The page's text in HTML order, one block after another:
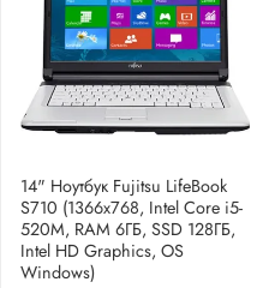
14" Ноутбук Fujitsu LifeBook
S710 (1366x768, Intel Core i5-
520M, RAM 6ГБ, SSD 128ГБ,
Intel HD Graphics, OS
Windows)